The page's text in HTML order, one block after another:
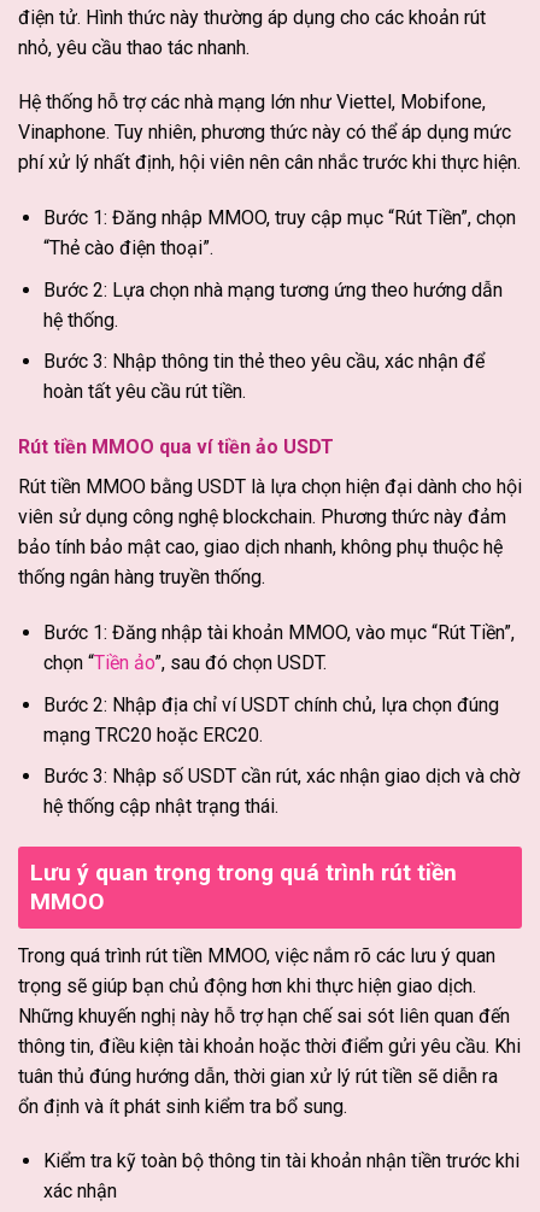
điện tử. Hình thức này thường áp dụng cho các khoản rút
nhỏ, yêu cầu thao tác nhanh.
Hệ thống hỗ trợ các nhà mạng lớn như Viettel, Mobifone,
Vinaphone. Tuy nhiên, phương thức này có thể áp dụng mức
phí xử lý nhất định, hội viên nên cân nhắc trước khi thực hiện.
Bước 1: Đăng nhập MMOO, truy cập mục “Rút Tiền”, chọn
“Thẻ cào điện thoại”.
Bước 2: Lựa chọn nhà mạng tương ứng theo hướng dẫn
hệ thống.
Bước 3: Nhập thông tin thẻ theo yêu cầu, xác nhận để
hoàn tất yêu cầu rút tiền.
Rút tiền MMOO qua ví tiền ảo USDT
Rút tiền MMOO bằng USDT là lựa chọn hiện đại dành cho hội
viên sử dụng công nghệ blockchain. Phương thức này đảm
bảo tính bảo mật cao, giao dịch nhanh, không phụ thuộc hệ
thống ngân hàng truyền thống.
Bước 1: Đăng nhập tài khoản MMOO, vào mục “Rút Tiền”,
chọn “Tiền ảo”, sau đó chọn USDT.
Bước 2: Nhập địa chỉ ví USDT chính chủ, lựa chọn đúng
mạng TRC20 hoặc ERC20.
Bước 3: Nhập số USDT cần rút, xác nhận giao dịch và chờ
hệ thống cập nhật trạng thái.
Lưu ý quan trọng trong quá trình rút tiền
MMOO
Trong quá trình rút tiền MMOO, việc nắm rõ các lưu ý quan
trọng sẽ giúp bạn chủ động hơn khi thực hiện giao dịch.
Những khuyến nghị này hỗ trợ hạn chế sai sót liên quan đến
thông tin, điều kiện tài khoản hoặc thời điểm gửi yêu cầu. Khi
tuân thủ đúng hướng dẫn, thời gian xử lý rút tiền sẽ diễn ra
ổn định và ít phát sinh kiểm tra bổ sung.
Kiểm tra kỹ toàn bộ thông tin tài khoản nhận tiền trước khi
xác nhận